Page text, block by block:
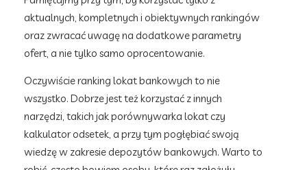
aktualnych, kompletnych i obiektywnych rankingów
oraz zwracać uwagę na dodatkowe parametry
ofert, a nie tylko samo oprocentowanie.
Oczywiście ranking lokat bankowych to nie
wszystko. Dobrze jest też korzystać z innych
narzędzi, takich jak porównywarka lokat czy
kalkulator odsetek, a przy tym pogłębiać swoją
wiedzę w zakresie depozytów bankowych. Warto to